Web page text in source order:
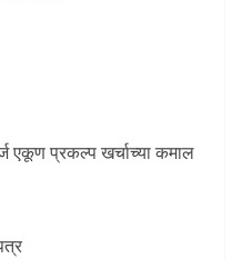
एकूण प्रकल्प खर्चाच्या कमाल